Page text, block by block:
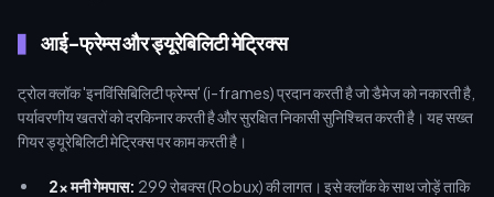
आई-फ्रेम्स और ड्यूरेबिलिटी मेट्रिक्स
ट्रोल क्लॉक 'इनविंसिबिलिटी फ्रेम्स' (i-frames) प्रदान करती है जो डैमेज को नकारती है,
पर्यावरणीय खतरों को दरकिनार करती है और सुरक्षित निकासी सुनिश्चित करती है। यह सख्त
गियर ड्यूरेबिलिटी मेट्रिक्स पर काम करती है।
2x मनी गेमपास: 299 रोबक्स (Robux) की लागत। इसे क्लॉक के साथ जोड़ें ताकि